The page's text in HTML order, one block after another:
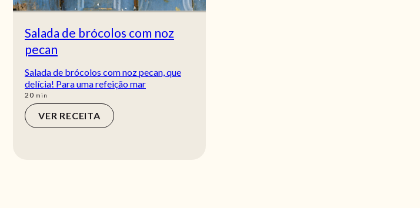
Salada de brócolos com noz
pecan
Salada de brócolos com noz pecan, que
delícia! Para uma refeição mar
20min
min
VER RECEITA